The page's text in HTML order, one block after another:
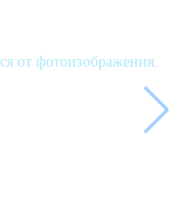
от фотоизображения.